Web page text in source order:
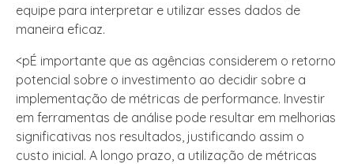
equipe para interpretar e utilizar esses dados de
maneira eficaz.
<pÉ importante que as agências considerem o retorno
potencial sobre o investimento ao decidir sobre a
implementação de métricas de performance. Investir
em ferramentas de análise pode resultar em melhorias
significativas nos resultados, justificando assim o
custo inicial. A longo prazo, a utilização de métricas